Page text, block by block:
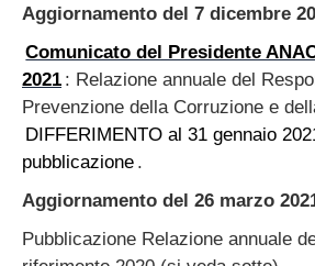
Aggiornamento del 7 dicembre
Comunicato del Presidente
2021 : Relazione annuale del
Prevenzione della Corruzione e
DIFFERIMENTO al 31 gennaio
pubblicazione .
Aggiornamento del 26 marzo
Pubblicazione Relazione annuale